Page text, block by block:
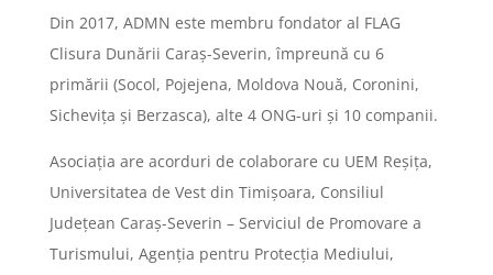
Din 2017, ADMN este membru fondator al FLAG
Clisura Dunării Caraș-Severin, împreună cu 6
primării (Socol, Pojejena, Moldova Nouă, Coronini,
Sicheviţa și Berzasca), alte 4 ONG-uri și 10 companii.
Asociația are acorduri de colaborare cu UEM Reșița,
Universitatea de Vest din Timișoara, Consiliul
Județean Caraș-Severin – Serviciul de Promovare a
Turismului, Agenția pentru Protecția Mediului,